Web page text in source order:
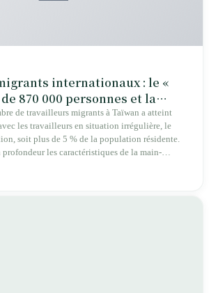
internationaux : le «
870 000 personnes et la
des océans
de travailleurs migrants à Taïwan a atteint
les travailleurs en situation irrégulière, le
soit plus de 5 % de la population résidente.
les caractéristiques de la main-
— Indonésie, Vietnam, Philippines et